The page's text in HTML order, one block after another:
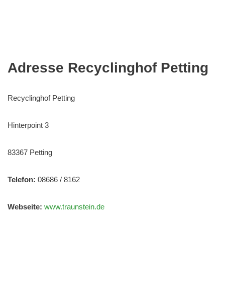
Adresse Recyclinghof Petting
Recyclinghof Petting
Hinterpoint 3
83367 Petting
Telefon: 08686 / 8162
Webseite: www.traunstein.de